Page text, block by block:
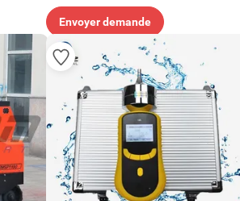
Envoyer demande